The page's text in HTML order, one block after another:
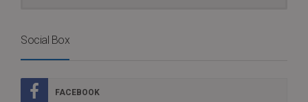
Social Box
FACEBOOK